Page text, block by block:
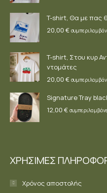
T-shirt, Θα με πας
20,00 €
T-shirt, Στου κυρ
ντομάτες
20,00 €
Signature Tray
12,00 €
ΧΡΗΣΙΜΕΣ
Χρόνος αποστολής